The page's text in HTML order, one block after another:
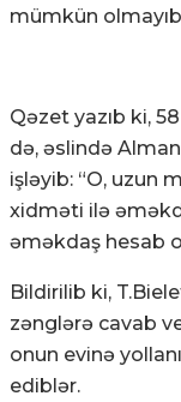
mümkün
Qəzet yazıb ki,
də, əslində
işləyib: “O, uzun
xidməti ilə
əməkdaş hesab
Bildirilib ki,
zənglərə cavab
onun evinə
ediblər.